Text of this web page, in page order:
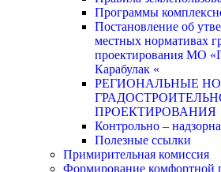
Программы
Постановление об
местных нормативах
проектирования МО
Карабулак «
РЕГИОНАЛЬНЫЕ
ПРОЕКТИРОВАНИЯ
Контрольно –
Полезные ссылки
Примирительная комиссия
Формирование комфортной